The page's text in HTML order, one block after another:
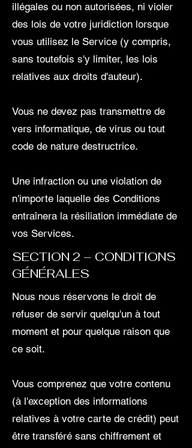
illégales ou non autorisées, ni violer
des lois de votre juridiction lorsque
vous utilisez le Service (y compris,
sans toutefois s'y limiter, les lois
relatives aux droits d'auteur).
Vous ne devez pas transmettre de
vers informatique, de virus ou tout
code de nature destructrice.
Une infraction ou une violation de
n'importe laquelle des Conditions
entraînera la résiliation immédiate de
vos Services.
SECTION 2 – CONDITIONS
GÉNÉRALES
Nous nous réservons le droit de
refuser de servir quelqu'un à tout
moment et pour quelque raison que
ce soit.
Vous comprenez que votre contenu
(à l'exception des informations
relatives à votre carte de crédit) peut
être transféré sans chiffrement et